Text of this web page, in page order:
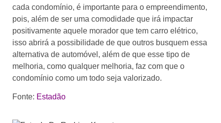
cada condomínio, é importante para o empreendimento,
pois, além de ser uma comodidade que irá impactar
positivamente aquele morador que tem carro elétrico,
isso abrirá a possibilidade de que outros busquem essa
alternativa de automóvel, além de que esse tipo de
melhoria, como qualquer melhoria, faz com que o
condomínio como um todo seja valorizado.
Fonte: Estadão